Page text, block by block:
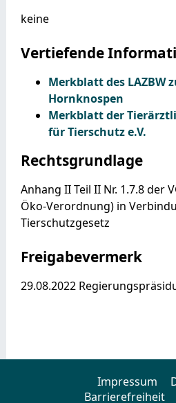
keine
Vertiefende
Merkblatt des LAZBW
Hornknospen
Merkblatt der
für Tierschutz e.V.
Rechtsgrundlage
Anhang II Teil II Nr. 1.7.8 der
Öko-Verordnung) in
Tierschutzgesetz
Freigabevermerk
29.08.2022
Impressum
Barrierefreiheit